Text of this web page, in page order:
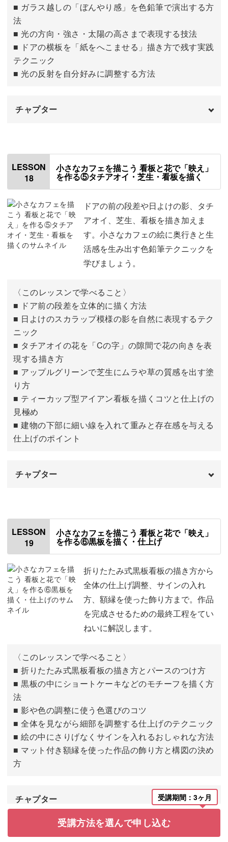
■ ガラス越しの「ぼんやり感」を色鉛筆で演出する方
法
■ 光の方向・強さ・太陽の高さまで表現する技法
■ ドアの横板を「紙をへこませる」描き方で残す実践
テクニック
■ 光の反射を自分好みに調整する方法
チャプター
窓の桟を描く
カーテンを描く 05:48
ドアを描く 17:29
LESSON
18
小さなカフェを描こう 看板と花で「映え」
を作る⑤タチアオイ・芝生・看板を描く
ドアの前の段差や日よけの影、タチ
アオイ、芝生、看板を描き加えま
す。小さなカフェの絵に奥行きと生
活感を生み出す色鉛筆テクニックを
学びましょう。
〈このレッスンで学べること〉
■ ドア前の段差を立体的に描く方法
■ 日よけのスカラップ模様の影を自然に表現するテク
ニック
■ タチアオイの花を「Cの字」の隙間で花の向きを表
現する描き方
■ アップルグリーンで芝生にムラや草の質感を出す塗
り方
■ ティーカップ型アイアン看板を描くコツと仕上げの
見極め
■ 建物の下部に細い線を入れて重みと存在感を与える
仕上げのポイント
チャプター
ドアの前の段差を描く
日よけの影を描く
タチアオイを描く 11:56
芝生を描く 16:35
看板を描く 20:32
LESSON
19
小さなカフェを描こう 看板と花で「映え」
を作る⑥黒板を描く・仕上げ
折りたたみ式黒板看板の描き方から
全体の仕上げ調整、サインの入れ
方、額縁を使った飾り方まで。作品
を完成させるための最終工程をてい
ねいに解説します。
〈このレッスンで学べること〉
■ 折りたたみ式黒板看板の描き方とパースのつけ方
■ 黒板の中にショートケーキなどのモチーフを描く方
法
■ 影や色の調整に使う色選びのコツ
■ 全体を見ながら細部を調整する仕上げのテクニック
■ 絵の中にさりげなくサインを入れるおしゃれな方法
■ マット付き額縁を使った作品の飾り方と構図の決め
方
チャプター 受講期間：3ヶ月
受講方法を選んで申し込む